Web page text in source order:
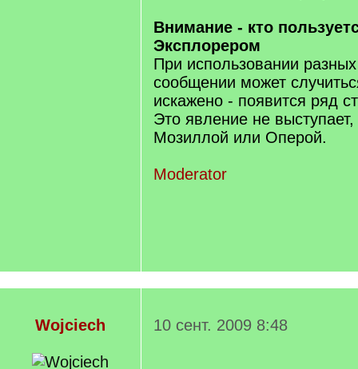
Внимание - кто
Эксплорером
При использовании
сообщении может
искажено - появится ряд
Это явление не
Мозиллой или Оперой.
Moderator
Wojciech 10 сент. 2009 8:48